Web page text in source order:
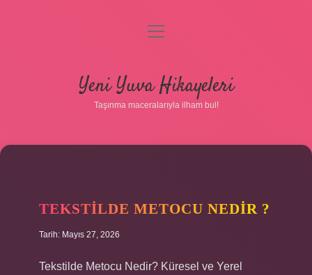
Gizlilik Politikası
Hakkımızda
menüyü
Yeni Yuva Hikayeleri
Taşınma maceralarıyla ilham bul!
TEKSTILDE METOCU NEDIR ?
Tarih: Mayıs 27, 2026
Tekstilde Metocu Nedir? Küresel ve Yerel